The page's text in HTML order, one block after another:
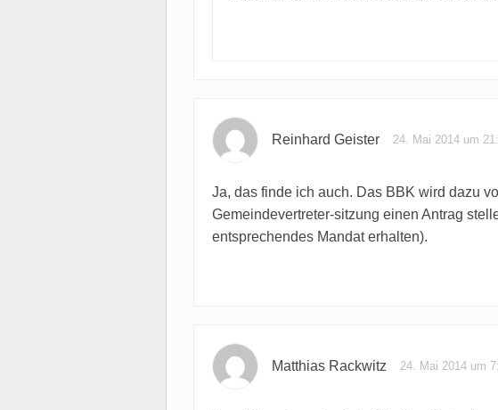
Reinhard Geister 24. Mai 2014 um
Ja, das finde ich auch. Das BBK wird dazu
Gemeindevertreter-sitzung einen Antrag
entsprechendes Mandat erhalten).
Matthias Rackwitz 24. Mai 2014 um